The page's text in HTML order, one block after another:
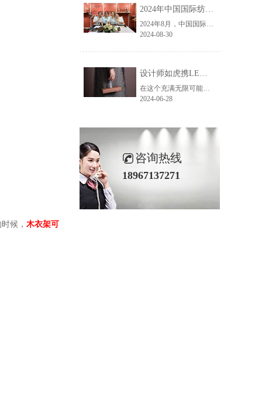
候， 木衣架可
2024年中国国际纺织面料及辅料（秋冬）博览会完美收官！——华恩
2024年8月，中国国际纺织面料及辅料（秋冬）博览会完美收官！作为一家拥有30年历史的专业衣架制造商，我们非常荣幸能够参与这一盛会，并在此期间与众多客户进行了广泛而深入的交流。
2024-08-30
设计师如虎携LEMONLEE红雪松礼盒荣获第六届未来·已来香港新锐当代设计奖铜奖
在这个充满无限可能的2024年夏季，LEMONLEE品牌设计师如虎以其非凡的创意与对自然的深刻理解，精心打造的红雪松木球礼盒，在“2024未来·已来——第六届香港新锐当代设计奖”中摘得铜奖。这不仅是对设计师如虎原创设计能力的嘉奖，更是对LEMONLEE品牌的高度认可。
2024-06-28
咨询热线
18967137271